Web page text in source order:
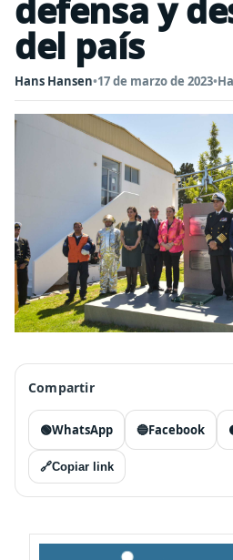
defensa y
del país
Hans Hansen•17 de marzo de 2023•
Compartir
🟢WhatsApp 🔵Facebook
🔗Copiar link